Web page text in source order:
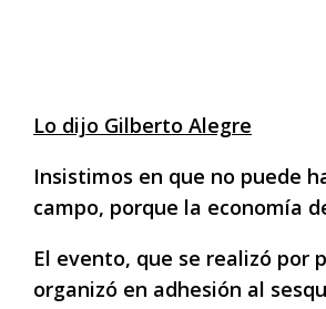
Lo dijo Gilberto Alegre
Insistimos en que no puede
campo, porque la economía
El evento, que se realizó por
organizó en adhesión al